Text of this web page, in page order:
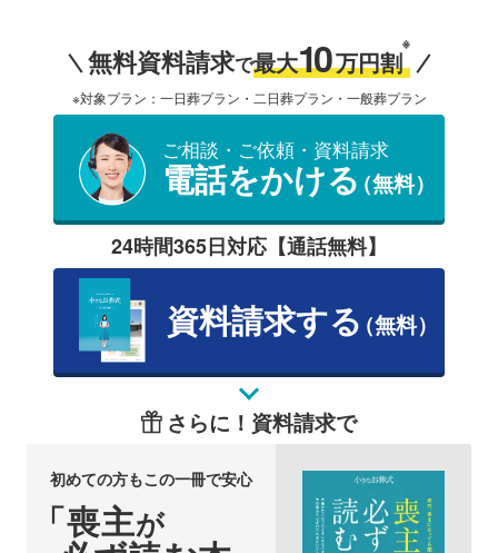
無料資料請求で最大10万円割
※
※対象プラン：一日葬プラン・二日葬プラン・一般葬プラン
ご相談・ご依頼・資料請求
電話をかける（無料）
24時間365日対応【通話無料】
資料請求する（無料）
さらに！資料請求で
初めての方もこの一冊で安心
「喪主が